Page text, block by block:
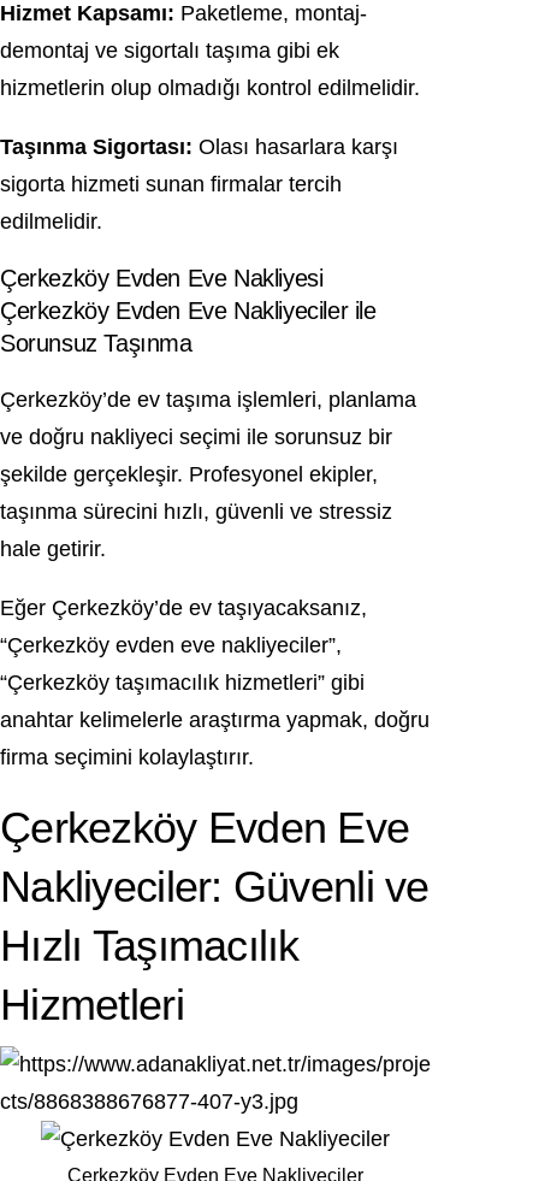
Hizmet Kapsamı: Paketleme, montaj-
demontaj ve sigortalı taşıma gibi ek
hizmetlerin olup olmadığı kontrol edilmelidir.
Taşınma Sigortası: Olası hasarlara karşı
sigorta hizmeti sunan firmalar tercih
edilmelidir.
Çerkezköy Evden Eve Nakliyesi
Çerkezköy Evden Eve Nakliyeciler ile
Sorunsuz Taşınma
Çerkezköy’de ev taşıma işlemleri, planlama
ve doğru nakliyeci seçimi ile sorunsuz bir
şekilde gerçekleşir. Profesyonel ekipler,
taşınma sürecini hızlı, güvenli ve stressiz
hale getirir.
Eğer Çerkezköy’de ev taşıyacaksanız,
“Çerkezköy evden eve nakliyeciler”,
“Çerkezköy taşımacılık hizmetleri” gibi
anahtar kelimelerle araştırma yapmak, doğru
firma seçimini kolaylaştırır.
Çerkezköy Evden Eve
Nakliyeciler: Güvenli ve
Hızlı Taşımacılık
Hizmetleri
Çerkezköy Evden Eve Nakliyeciler